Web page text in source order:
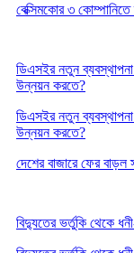
বেক্সিমকোর ৩
ডিএসইর নতুন
উন্নয়ন করতে?
ডিএসইর নতুন
উন্নয়ন করতে?
দেশের বাজারে ফের বাড়ল
বিদ্যুতের ভর্তুকি থেকে